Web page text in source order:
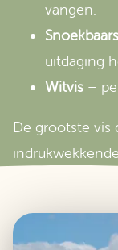
vangen.
Snoekbaars
uitdaging
Witvis –
De grootste vis
indrukwekkende